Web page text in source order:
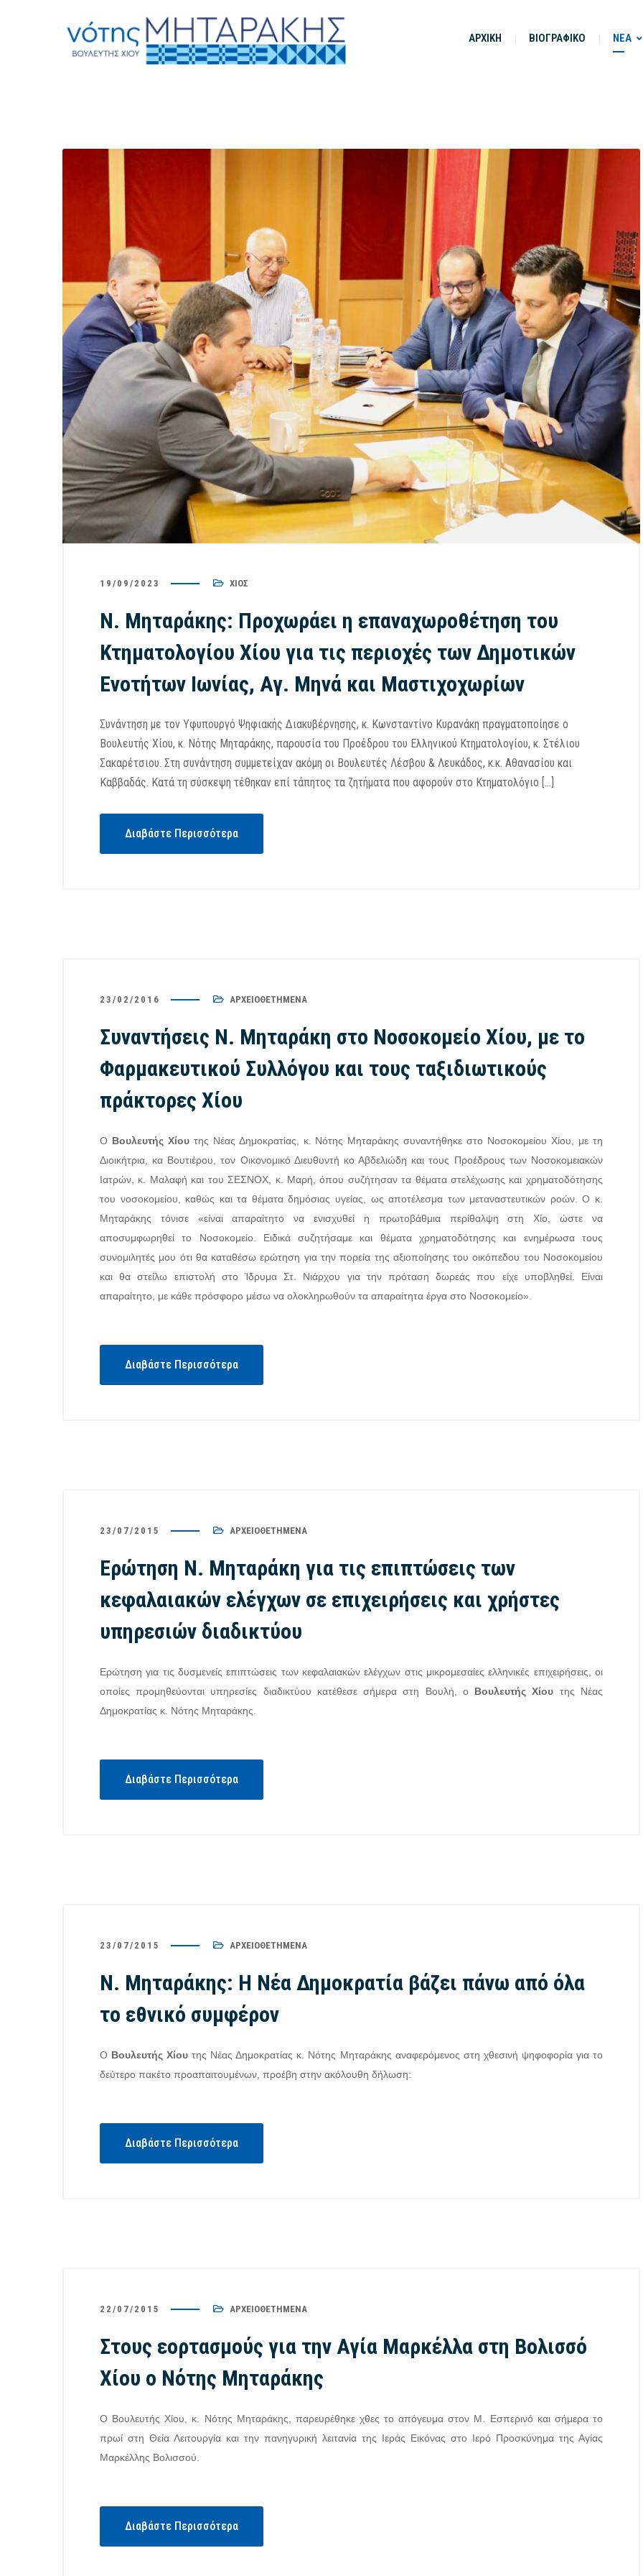
ΑΡΧΙΚΗ ΒΙΟΓΡΑΦΙΚΟ ΝΕΑ
19/09/2023 ΧΊΟΣ
Ν. Μηταράκης: Προχωράει η επαναχωροθέτηση του
Κτηματολογίου Χίου για τις περιοχές των Δημοτικών
Ενοτήτων Ιωνίας, Αγ. Μηνά και Μαστιχοχωρίων
Συνάντηση με τον Υφυπουργό Ψηφιακής Διακυβέρνησης, κ. Κωνσταντίνο Κυρανάκη πραγματοποίησε ο
Βουλευτής Χίου, κ. Νότης Μηταράκης, παρουσία του Προέδρου του Ελληνικού Κτηματολογίου, κ. Στέλιου
Σακαρέτσιου. Στη συνάντηση συμμετείχαν ακόμη οι Βουλευτές Λέσβου & Λευκάδος, κ.κ. Αθανασίου και
Καββαδάς. Κατά τη σύσκεψη τέθηκαν επί τάπητος τα ζητήματα που αφορούν στο Κτηματολόγιο […]
Διαβάστε Περισσότερα
23/02/2016 ΑΡΧΕΙΟΘΕΤΗΜΈΝΑ
Συναντήσεις Ν. Μηταράκη στο Νοσοκομείο Χίου, με το
Φαρμακευτικού Συλλόγου και τους ταξιδιωτικούς
πράκτορες Χίου
Ο Βουλευτής Χίουτης Νέας Δημοκρατίας, κ. Νότης Μηταράκης συναντήθηκε στο Νοσοκομείου Χίου, με τη
Διοικήτρια, κα Βουτιέρου, τον Οικονομικό Διευθυντή κο Αβδελιώδη και τους Προέδρους των Νοσοκομειακών
Ιατρών, κ. Μαλαφή και του ΣΕΣΝΟΧ, κ. Μαρή, όπου συζήτησαν τα θέματα στελέχωσης και χρηματοδότησης
του νοσοκομείου, καθώς και τα θέματα δημόσιας υγείας, ως αποτέλεσμα των μεταναστευτικών ροών. Ο κ.
Μηταράκης τόνισε «είναι απαραίτητο να ενισχυθεί η πρωτοβάθμια περίθαλψη στη Χίο, ώστε να
αποσυμφωρηθεί το Νοσοκομείο. Ειδικά συζητήσαμε και θέματα χρηματοδότησης και ενημέρωσα τους
συνομιλητές μου ότι θα καταθέσω ερώτηση για την πορεία της αξιοποίησης του οικόπεδου του Νοσοκομείου
και θα στείλω επιστολή στο Ίδρυμα Στ. Νιάρχου για την πρόταση δωρεάς που είχε υποβληθεί. Είναι
απαραίτητο, με κάθε πρόσφορο μέσω να ολοκληρωθούν τα απαραίτητα έργα στο Νοσοκομείο».
Διαβάστε Περισσότερα
23/07/2015 ΑΡΧΕΙΟΘΕΤΗΜΈΝΑ
Ερώτηση Ν. Μηταράκη για τις επιπτώσεις των
κεφαλαιακών ελέγχων σε επιχειρήσεις και χρήστες
υπηρεσιών διαδικτύου
Ερώτηση για τις δυσμενείς επιπτώσεις των κεφαλαιακών ελέγχων στις μικρομεσαίες ελληνικές επιχειρήσεις, οι
οποίες προμηθεύονται υπηρεσίες διαδικτύου κατέθεσε σήμερα στη Βουλή, ο Βουλευτής Χίου της Νέας
Δημοκρατίας κ. Νότης Μηταράκης.
Διαβάστε Περισσότερα
23/07/2015 ΑΡΧΕΙΟΘΕΤΗΜΈΝΑ
Ν. Μηταράκης: Η Νέα Δημοκρατία βάζει πάνω από όλα
το εθνικό συμφέρον
Ο Βουλευτής Χίουτης Νέας Δημοκρατίας κ. Νότης Μηταράκης αναφερόμενος στη χθεσινή ψηφοφορία για το
δεύτερο πακέτο προαπαιτουμένων, προέβη στην ακόλουθη δήλωση:
Διαβάστε Περισσότερα
22/07/2015 ΑΡΧΕΙΟΘΕΤΗΜΈΝΑ
Στους εορτασμούς για την Αγία Μαρκέλλα στη Βολισσό
Χίου ο Νότης Μηταράκης
Ο Βουλευτής Χίου, κ. Νότης Μηταράκης, παρευρέθηκε χθες το απόγευμα στον Μ. Εσπερινό και σήμερα το
πρωί στη Θεία Λειτουργία και την πανηγυρική λειτανία της Ιεράς Εικόνας στο Ιερό Προσκύνημα της Αγίας
Μαρκέλλης Βολισσού.
Διαβάστε Περισσότερα
Συνάντηση Πιερρακάκη – Μηταράκη:
Στενή συνεργασία για την
υποστήριξη του κυβερνητικού έργου
στη Βουλή
Με πρωτοβουλία Μηταράκη λύνεται
το ζήτημα της φορολογίας του
πλεονάσματος των
Μηταράκης στο mononews:
τέτοια ψευδαίσθηση ή
μου ζητήσει συγγνώμη το